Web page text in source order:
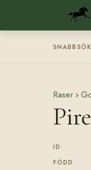
SNABBSÖK
Raser ›
ID
FÖDD